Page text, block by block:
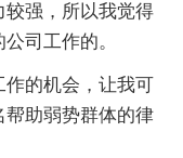
较强，所以我觉得
司工作的。
的机会，让我可
帮助弱势群体的律